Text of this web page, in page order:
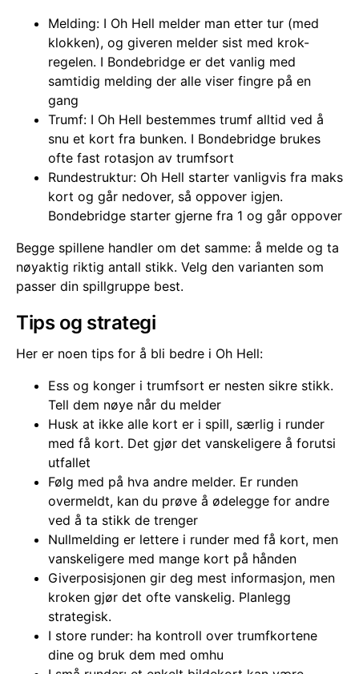
Melding: I Oh Hell melder man etter tur (med
klokken), og giveren melder sist med krok-
regelen. I Bondebridge er det vanlig med
samtidig melding der alle viser fingre på en
gang
Trumf: I Oh Hell bestemmes trumf alltid ved å
snu et kort fra bunken. I Bondebridge brukes
ofte fast rotasjon av trumfsort
Rundestruktur: Oh Hell starter vanligvis fra maks
kort og går nedover, så oppover igjen.
Bondebridge starter gjerne fra 1 og går oppover
Begge spillene handler om det samme: å melde og ta
nøyaktig riktig antall stikk. Velg den varianten som
passer din spillgruppe best.
Tips og strategi
Her er noen tips for å bli bedre i Oh Hell:
Ess og konger i trumfsort er nesten sikre stikk.
Tell dem nøye når du melder
Husk at ikke alle kort er i spill, særlig i runder
med få kort. Det gjør det vanskeligere å forutsi
utfallet
Følg med på hva andre melder. Er runden
overmeldt, kan du prøve å ødelegge for andre
ved å ta stikk de trenger
Nullmelding er lettere i runder med få kort, men
vanskeligere med mange kort på hånden
Giverposisjonen gir deg mest informasjon, men
kroken gjør det ofte vanskelig. Planlegg
strategisk.
I store runder: ha kontroll over trumfkortene
dine og bruk dem med omhu